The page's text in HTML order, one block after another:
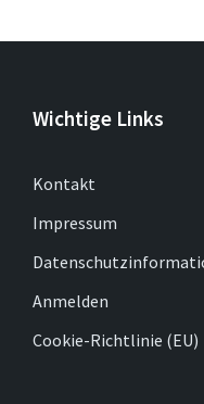
Wichtige Links
Kontakt
Impressum
Anmelden
Cookie-Richtlinie (EU)